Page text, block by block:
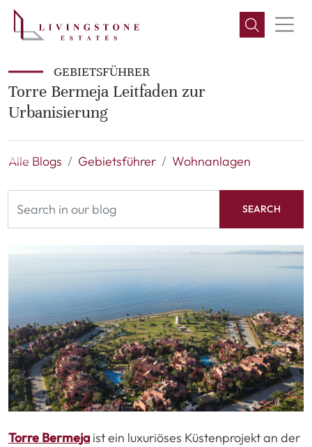
GEBIETSFÜHRER
Torre Bermeja Leitfaden zur
Urbanisierung
Alle Blogs Gebietsführer Wohnanlagen
SEARCH
Torre Bermeja ist ein luxuriöses Küstenprojekt an der